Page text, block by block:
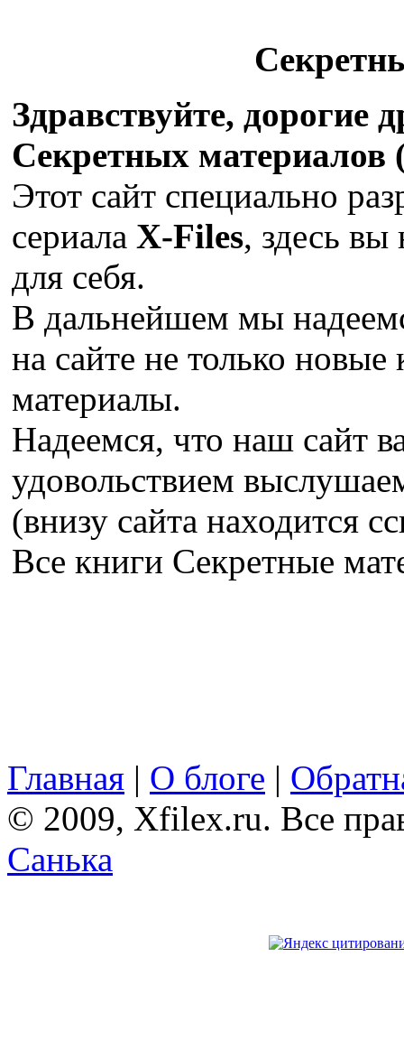
Здравствуйте, дорогие
Секретных материалов
Этот сайт специально
сериала X-Files, здесь вы
для себя.
В дальнейшем мы
на сайте не только
материалы.
Надеемся, что наш сайт
удовольствием
(внизу сайта находится
Все книги Секретные
Главная | О блоге |
© 2009, Xfilex.ru. Все
Санька